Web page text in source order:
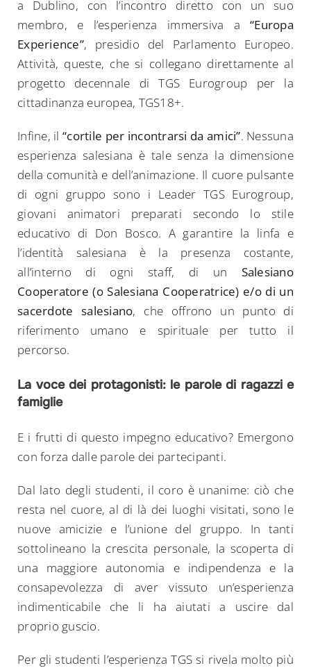
a Dublino, con l’incontro diretto con un suo
membro, e l’esperienza immersiva a“Europa
Experience”, presidio del Parlamento Europeo.
Attività, queste, che si collegano direttamente al
progetto decennale di TGS Eurogroup per la
cittadinanza europea, TGS18+.
Infine, il“cortile per incontrarsi da amici”. Nessuna
esperienza salesiana è tale senza la dimensione
della comunità e dell’animazione. Il cuore pulsante
di ogni gruppo sono i Leader TGS Eurogroup,
giovani animatori preparati secondo lo stile
educativo di Don Bosco. A garantire la linfa e
l’identità salesiana è la presenza costante,
all’interno di ogni staff, di un Salesiano
Cooperatore (o Salesiana Cooperatrice) e/o di un
sacerdote salesiano, che offrono un punto di
riferimento umano e spirituale per tutto il
percorso.
La voce dei protagonisti: le parole di ragazzi e
famiglie
E i frutti di questo impegno educativo? Emergono
con forza dalle parole dei partecipanti.
Dal lato degli studenti, il coro è unanime: ciò che
resta nel cuore, al di là dei luoghi visitati, sono le
nuove amicizie e l’unione del gruppo. In tanti
sottolineano la crescita personale, la scoperta di
una maggiore autonomia e indipendenza e la
consapevolezza di aver vissuto un’esperienza
indimenticabile che li ha aiutati a uscire dal
proprio guscio.
Per gli studenti l’esperienza TGS si rivela molto più